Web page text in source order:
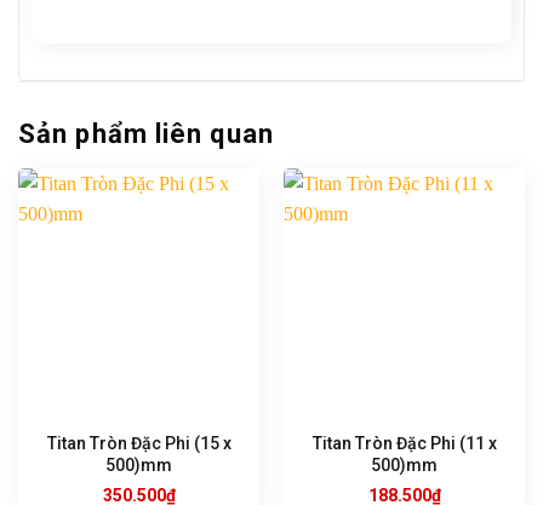
Sản phẩm liên quan
Titan Tròn Đặc Phi (15 x
500)mm
350.500₫
Titan Tròn Đặc Phi (11 x
500)mm
188.500₫